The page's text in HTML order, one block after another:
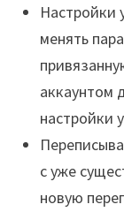
Настройки
менять
аккаунтом
настройки
с уже
новую